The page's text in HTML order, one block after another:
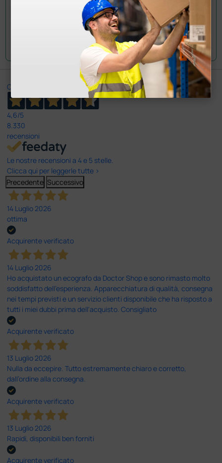
il diritto di recesso e restituire il prodotto entro
14 giorni dalla sua ricezione. Cordiali saluti
Ottimo
4,6/5
8.330
recensioni
Le nostre recensioni a 4 e 5 stelle.
Clicca qui per leggerle tutte >
Precedente Successivo
14 Luglio 2026
ottima
Acquirente verificato
14 Luglio 2026
Ho acquistato un ecografo da Doctor Shop e sono rimasto molto
soddisfatto dell'esperienza. Apparecchiatura di qualità, consegna
nei tempi previsti e un servizio clienti disponibile che ha risposto a
tutti i miei dubbi prima dell'acquisto. Consigliato
Acquirente verificato
13 Luglio 2026
Nulla da eccepire. Tutto estremamente chiaro e corretto,
dall’ordine alla consegna.
Acquirente verificato
13 Luglio 2026
Rapidi, disponibili ben forniti
Acquirente verificato